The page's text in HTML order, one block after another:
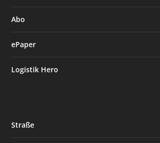
Abo
ePaper
Logistik Hero
Straße